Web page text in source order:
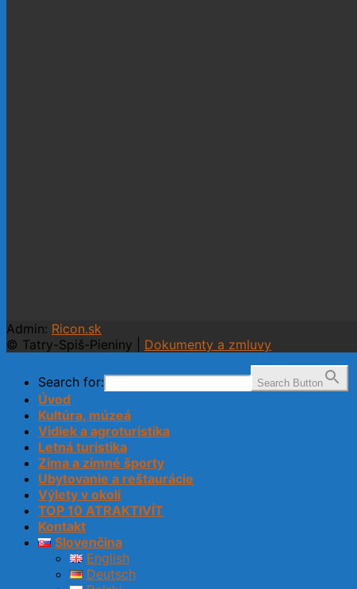
Admin: Ricon.sk
© Tatry-Spiš-Pieniny | Dokumenty a zmluvy
Search for: Search Button
Úvod
Kultúra, múzeá
Vidiek a agroturistika
Letná turistika
Zima a zimné športy
Ubytovanie a reštaurácie
Výlety v okolí
TOP 10 ATRAKTIVÍT
Kontakt
Slovenčina
English
Deutsch